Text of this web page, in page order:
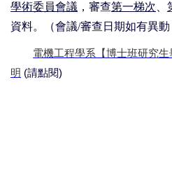
學術委員會議 ，審查第一梯次
資料。（會議/審查日期如有異動
電機工程學系【博士班研究
明 (請點閱)